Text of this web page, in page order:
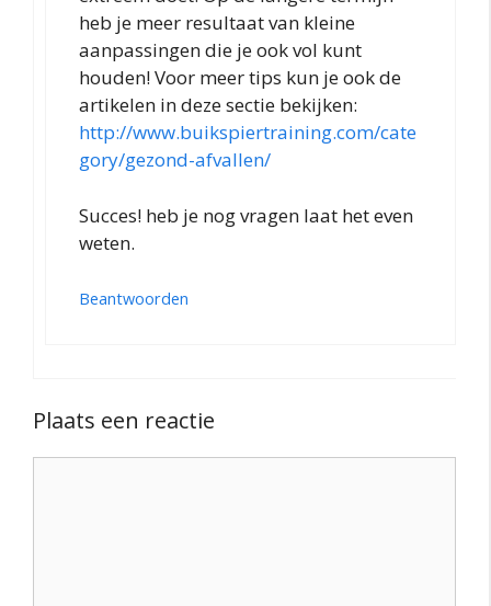
heb je meer resultaat van kleine
aanpassingen die je ook vol kunt
houden! Voor meer tips kun je ook de
artikelen in deze sectie bekijken:
http://www.buikspiertraining.com/cate
gory/gezond-afvallen/
Succes! heb je nog vragen laat het even
weten.
Beantwoorden
Plaats een reactie